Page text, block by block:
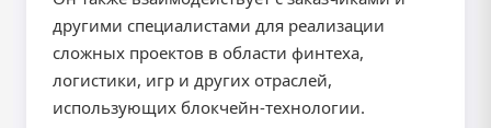
другими специалистами для реализации
сложных проектов в области финтеха,
логистики, игр и других отраслей,
использующих блокчейн-технологии.